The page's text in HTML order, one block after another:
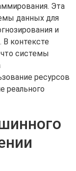
Эта
данных для
и
контексте
что системы
ресурсов
реального